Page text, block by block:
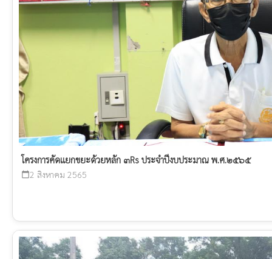
โครงการคัดแยกขยะด้วยหลัก ๓Rs ประจำปีงบประมาณ พ.ศ.๒๕๖๕
calendar_today2 สิงหาคม 2565